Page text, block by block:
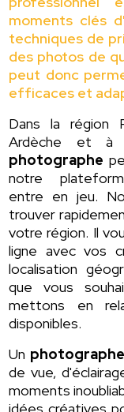
moments clés
techniques de
des photos de
peut donc
efficaces et
Dans la région
Ardèche et à
photographe
notre
entre en jeu.
trouver
votre région. Il
ligne avec vos
localisation
que vous
mettons en
disponibles.
Un photographe
de vue,
moments